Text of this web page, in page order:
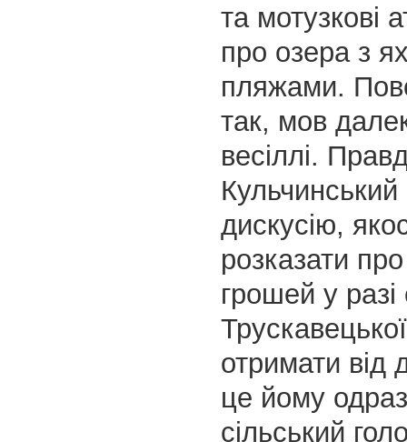
та мотузкові
про озера з
пляжами.
так, мов
весіллі.
дискусію,
розказати
грошей у
отримати від
це йому
сільський